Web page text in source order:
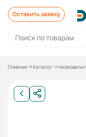
Оставить заявку
Главная Каталог